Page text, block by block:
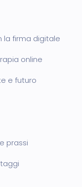
la firma digitale
online
e futuro
prassi